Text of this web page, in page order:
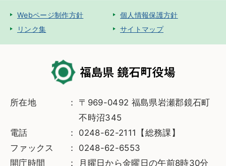
Webページ制作方針
個人情報保護方針
リンク集
サイトマップ
所在地
〒969-0492 福島県岩瀬郡鏡石町
不時沼345
電話
0248-62-2111【総務課】
ファックス
0248-62-6553
開庁時間
月曜日から金曜日の午前8時30分